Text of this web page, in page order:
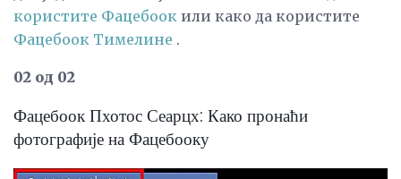
користите Фацебоок или како да користите
Фацебоок Тимелине .
02 од 02
Фацебоок Пхотос Сеарцх: Како пронаћи
фотографије на Фацебооку